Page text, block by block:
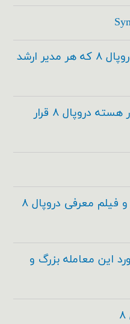
۲۴ مطلب در مورد دروپال ۸ که هر مدیر ارشد
۱۰ ویژگی جدید که در هسته دروپال ۸ قرار
اسلاید معرفی دروپال ۸ و فیلم معرفی دروپال ۸
در مورد این معامله بزرگ و